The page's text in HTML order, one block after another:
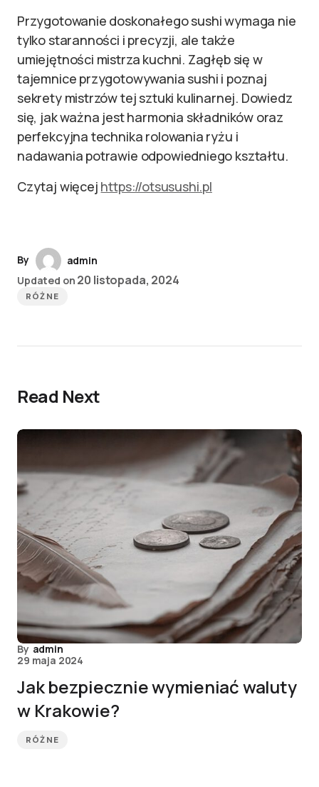
Przygotowanie doskonałego sushi wymaga nie
tylko staranności i precyzji, ale także
umiejętności mistrza kuchni. Zagłęb się w
tajemnice przygotowywania sushi i poznaj
sekrety mistrzów tej sztuki kulinarnej. Dowiedz
się, jak ważna jest harmonia składników oraz
perfekcyjna technika rolowania ryżu i
nadawania potrawie odpowiedniego kształtu.
Czytaj więcej https://otsusushi.pl
By
admin
Updated on 20 listopada, 2024
RÓŻNE
Read Next
By admin
29 maja 2024
Jak bezpiecznie wymieniać waluty
w Krakowie?
RÓŻNE